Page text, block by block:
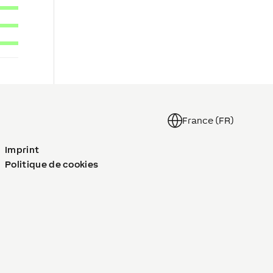
France (FR)
Imprint
Politique de cookies